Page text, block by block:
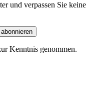
und verpassen Sie keine
Kenntnis genommen.